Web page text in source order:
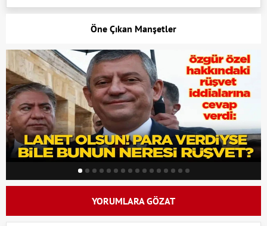
Öne Çıkan Manşetler
YORUMLARA GÖZAT